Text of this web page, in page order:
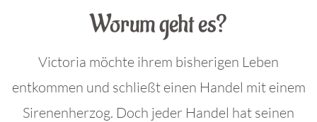
Worum geht es?
Victoria möchte ihrem bisherigen Leben
entkommen und schließt einen Handel mit einem
Sirenenherzog. Doch jeder Handel hat seinen